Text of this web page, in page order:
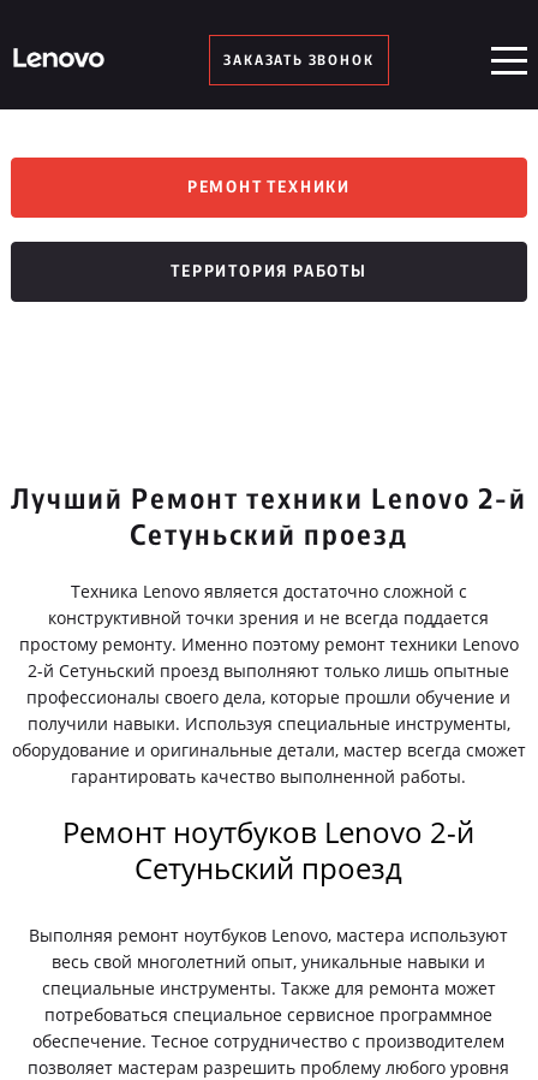
ЗАКАЗАТЬ ЗВОНОК
РЕМОНТ ТЕХНИКИ
ТЕРРИТОРИЯ РАБОТЫ
Лучший Ремонт техники Lenovo 2-й
Сетуньский проезд
Техника Lenovo является достаточно сложной с
конструктивной точки зрения и не всегда поддается
простому ремонту. Именно поэтому ремонт техники Lenovo
2-й Сетуньский проезд выполняют только лишь опытные
профессионалы своего дела, которые прошли обучение и
получили навыки. Используя специальные инструменты,
оборудование и оригинальные детали, мастер всегда сможет
гарантировать качество выполненной работы.
Ремонт ноутбуков Lenovo 2-й
Сетуньский проезд
Выполняя ремонт ноутбуков Lenovo, мастера используют
весь свой многолетний опыт, уникальные навыки и
специальные инструменты. Также для ремонта может
потребоваться специальное сервисное программное
обеспечение. Тесное сотрудничество с производителем
позволяет мастерам разрешить проблему любого уровня